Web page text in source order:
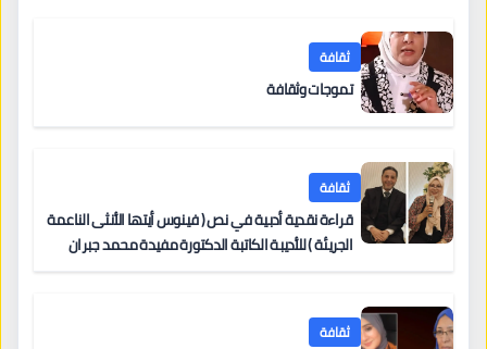
ثقافة
تموجات وثقافة
ثقافة
قراءة نقدية أدبية في نص ( فينوس أيتها الأنثى الناعمة
الجريئة ) للأديبة الكاتبة الدكتورة مفيدة محمد جبران
ثقافة